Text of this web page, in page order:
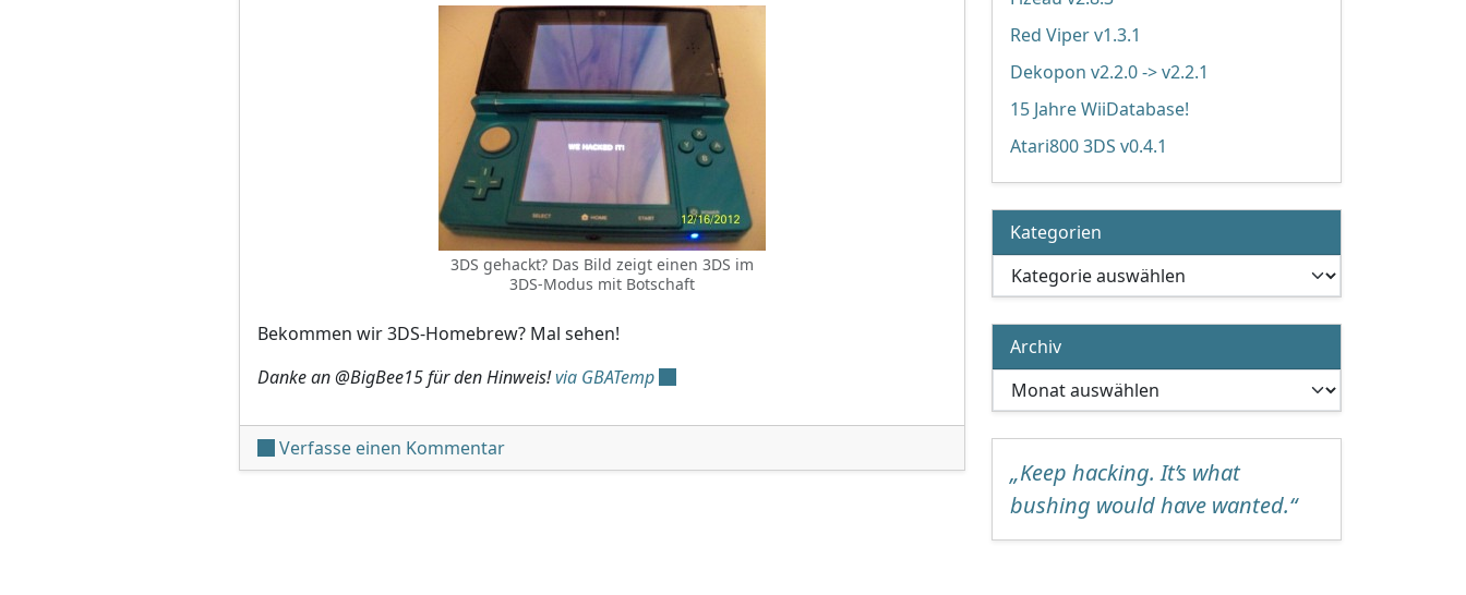
3DS gehackt? Das Bild zeigt einen 3DS im
3DS-Modus mit Botschaft
Bekommen wir 3DS-Homebrew? Mal sehen!
Danke an @BigBee15 für den Hinweis!via GBATemp
Verfasse einen Kommentarunter 'Wurde der 3DS endlich gehackt?'
Red Viper v1.3.1
Dekopon v2.2.0 -> v2.2.1
15 Jahre WiiDatabase!
Atari800 3DS v0.4.1
Kategorien
Kategorien
Archiv
Archiv
„Keep hacking. It’s what
bushing would have wanted.“